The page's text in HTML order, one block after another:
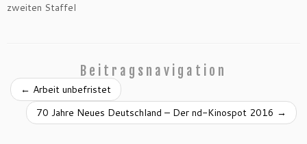
zweiten Staffel
Beitragsnavigation
← Arbeit unbefristet
70 Jahre Neues Deutschland – Der nd-Kinospot 2016 →